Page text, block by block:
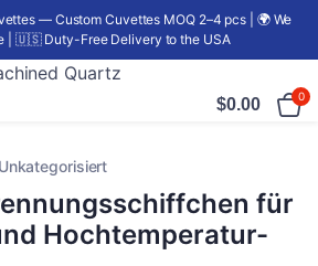
— Custom Cuvettes MOQ 2–4 pcs | 🌍 We
| 🇺🇸 Duty-Free Delivery to the USA
$0.00 0
Unkategorisiert
für
Hochtemperatur-